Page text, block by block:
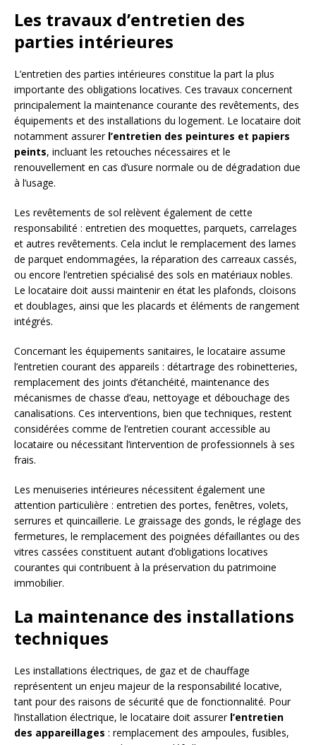
Les travaux d’entretien des
parties intérieures
L’entretien des parties intérieures constitue la part la plus
importante des obligations locatives. Ces travaux concernent
principalement la maintenance courante des revêtements, des
équipements et des installations du logement. Le locataire doit
notamment assurer l’entretien des peintures et papiers
peints, incluant les retouches nécessaires et le
renouvellement en cas d’usure normale ou de dégradation due
à l’usage.
Les revêtements de sol relèvent également de cette
responsabilité : entretien des moquettes, parquets, carrelages
et autres revêtements. Cela inclut le remplacement des lames
de parquet endommagées, la réparation des carreaux cassés,
ou encore l’entretien spécialisé des sols en matériaux nobles.
Le locataire doit aussi maintenir en état les plafonds, cloisons
et doublages, ainsi que les placards et éléments de rangement
intégrés.
Concernant les équipements sanitaires, le locataire assume
l’entretien courant des appareils : détartrage des robinetteries,
remplacement des joints d’étanchéité, maintenance des
mécanismes de chasse d’eau, nettoyage et débouchage des
canalisations. Ces interventions, bien que techniques, restent
considérées comme de l’entretien courant accessible au
locataire ou nécessitant l’intervention de professionnels à ses
frais.
Les menuiseries intérieures nécessitent également une
attention particulière : entretien des portes, fenêtres, volets,
serrures et quincaillerie. Le graissage des gonds, le réglage des
fermetures, le remplacement des poignées défaillantes ou des
vitres cassées constituent autant d’obligations locatives
courantes qui contribuent à la préservation du patrimoine
immobilier.
La maintenance des installations
techniques
Les installations électriques, de gaz et de chauffage
représentent un enjeu majeur de la responsabilité locative,
tant pour des raisons de sécurité que de fonctionnalité. Pour
l’installation électrique, le locataire doit assurer l’entretien
des appareillages : remplacement des ampoules, fusibles,